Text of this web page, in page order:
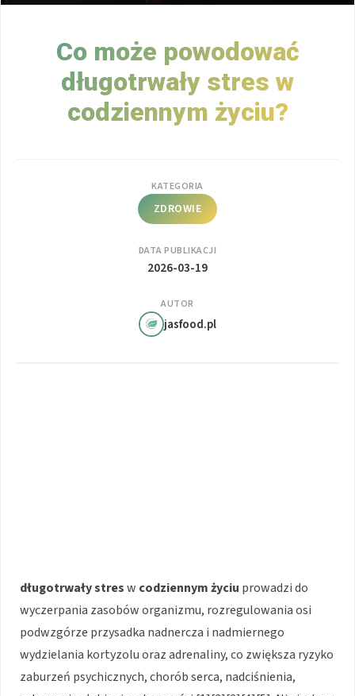
Co może powodować
długotrwały stres w
codziennym życiu?
KATEGORIA
ZDROWIE
DATA PUBLIKACJI
2026-03-19
AUTOR
jasfood.pl
długotrwały stresw codziennym życiu prowadzi do
wyczerpania zasobów organizmu, rozregulowania osi
podwzgórze przysadka nadnercza i nadmiernego
wydzielania kortyzolu oraz adrenaliny, co zwiększa ryzyko
zaburzeń psychicznych, chorób serca, nadciśnienia,